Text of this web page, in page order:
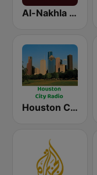
Al-Nakhla FM
Houston City Radio